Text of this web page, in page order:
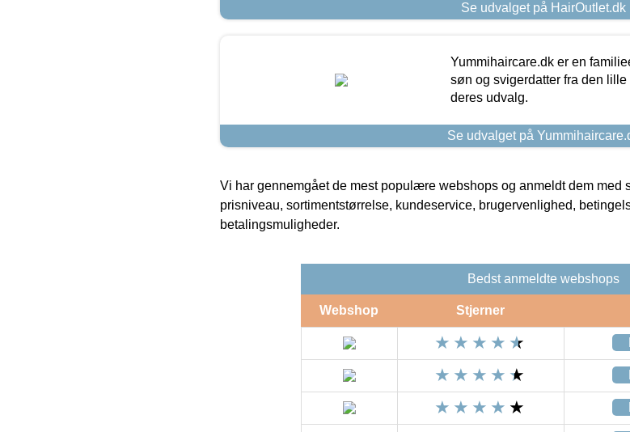
Se udvalget på HairOutlet.dk
Yummihaircare.dk er en
søn og svigerdatter fra den
deres udvalg.
Se udvalget på
Vi har gennemgået de mest populære webshops og anmeldt dem med
prisniveau, sortimentstørrelse, kundeservice, brugervenlighed,
betalingsmuligheder.
Bedst anmeldte webshops
Webshop Stjerner